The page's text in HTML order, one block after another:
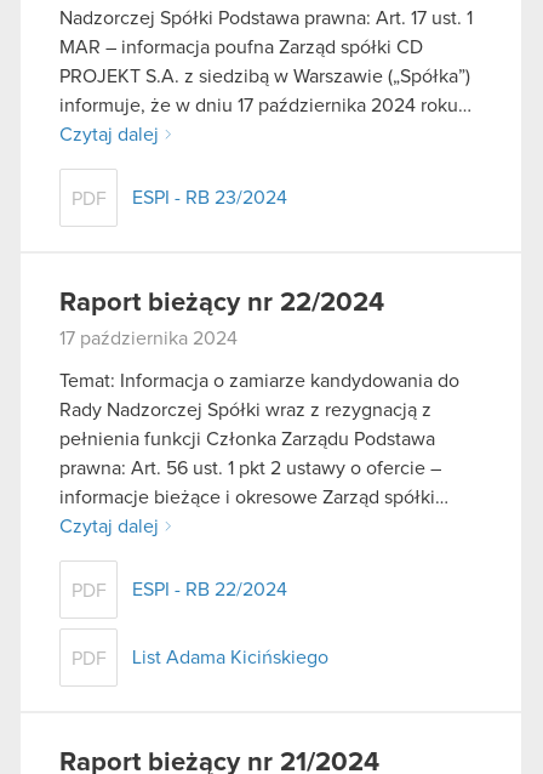
Nadzorczej Spółki Podstawa prawna: Art. 17 ust. 1
MAR – informacja poufna Zarząd spółki CD
PROJEKT S.A. z siedzibą w Warszawie („Spółka”)
informuje, że w dniu 17 października 2024 roku…
Czytaj dalej
PDF ESPI - RB 23/2024
Raport bieżący nr 22/2024
17 października 2024
Temat: Informacja o zamiarze kandydowania do
Rady Nadzorczej Spółki wraz z rezygnacją z
pełnienia funkcji Członka Zarządu Podstawa
prawna: Art. 56 ust. 1 pkt 2 ustawy o ofercie –
informacje bieżące i okresowe Zarząd spółki…
Czytaj dalej
PDF ESPI - RB 22/2024
PDF List Adama Kicińskiego
Raport bieżący nr 21/2024